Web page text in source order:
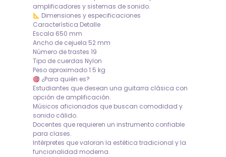
amplificadores y sistemas de sonido.
Dimensiones y especificaciones
Característica Detalle
Escala 650 mm
Ancho de cejuela 52 mm
Número de trastes 19
Tipo de cuerdas Nylon
Peso aproximado 1.5 kg
¿Para quién es?
Estudiantes que desean una guitarra clásica con
opción de amplificación.
Músicos aficionados que buscan comodidad y
sonido cálido.
Docentes que requieren un instrumento confiable
para clases.
Intérpretes que valoran la estética tradicional y la
funcionalidad moderna.